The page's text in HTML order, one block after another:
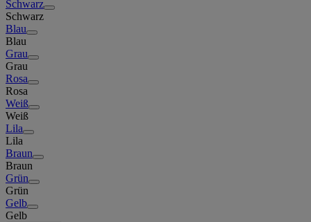
Schwarz
Schwarz
Blau
Blau
Grau
Grau
Rosa
Rosa
Weiß
Weiß
Lila
Lila
Braun
Braun
Grün
Grün
Gelb
Gelb